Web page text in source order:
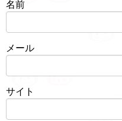
名前
メール
サイト